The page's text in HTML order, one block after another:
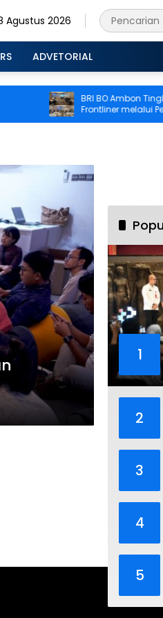
Agustus 2026
ADVETORIAL
BRI BO Ambon
Frontliner melalui
CS dan Teller
1
2
3
4
5